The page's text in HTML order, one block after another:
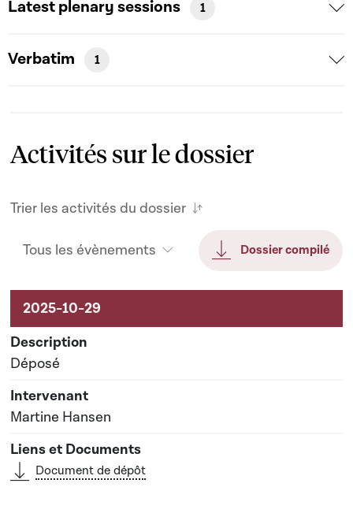
Latest plenary sessions 1
Verbatim 1
Activités sur le dossier
Trier les activités du dossier
Tous les évènements Dossier compilé
Activités sur le dossier
Déposé
Martine Hansen
Document de dépôt